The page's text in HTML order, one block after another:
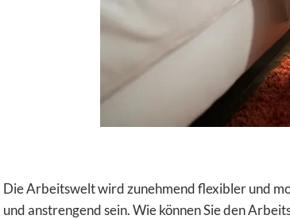
Die Arbeitswelt wird zunehmend flexibler und
und anstrengend sein. Wie können Sie den